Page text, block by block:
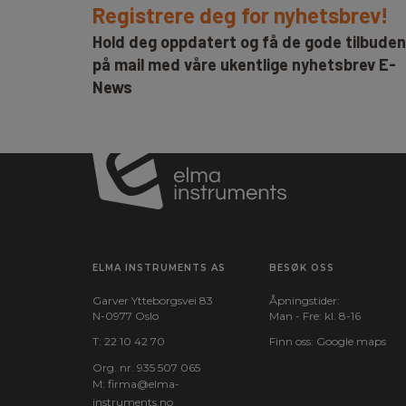
Registrere deg for nyhetsbrev!
Hold deg oppdatert og få de gode
på mail med våre ukentlige nyhetsbrev E-
News
ELMA INSTRUMENTS AS
Garver Ytteborgsvei 83
N-0977 Oslo
T: 22 10 42 70
Org. nr. 935 507 065
M: firma@elma-
instruments.no​
BESØK OSS
Åpningstider:
Man - Fre: kl. 8-16
Finn oss: Google maps